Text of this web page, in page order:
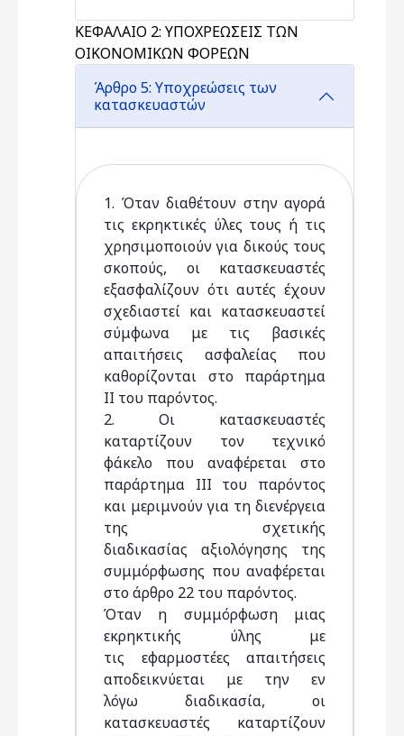
ΚΕΦΑΛΑΙΟ 2: ΥΠΟΧΡΕΩΣΕΙΣ ΤΩΝ
ΟΙΚΟΝΟΜΙΚΩΝ ΦΟΡΕΩΝ
Άρθρο 5: Υποχρεώσεις των
κατασκευαστών
1. Όταν διαθέτουν στην αγορά
τις εκρηκτικές ύλες τους ή τις
χρησιμοποιούν για δικούς τους
σκοπούς, οι κατασκευαστές
εξασφαλίζουν ότι αυτές έχουν
σχεδιαστεί και κατασκευαστεί
σύμφωνα με τις βασικές
απαιτήσεις ασφαλείας που
καθορίζονται στο παράρτημα
II του παρόντος.
2. Οι κατασκευαστές
καταρτίζουν τον τεχνικό
φάκελο που αναφέρεται στο
παράρτημα III του παρόντος
και μεριμνούν για τη διενέργεια
της σχετικής
διαδικασίας αξιολόγησης της
συμμόρφωσης που αναφέρεται
στο άρθρο 22 του παρόντος.
Όταν η συμμόρφωση μιας
εκρηκτικής ύλης με
τις εφαρμοστέες απαιτήσεις
αποδεικνύεται με την εν
λόγω διαδικασία, οι
κατασκευαστές καταρτίζουν